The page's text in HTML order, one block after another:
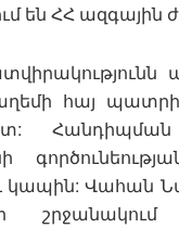
են ՀՀ ազգային
հայ
Վահան